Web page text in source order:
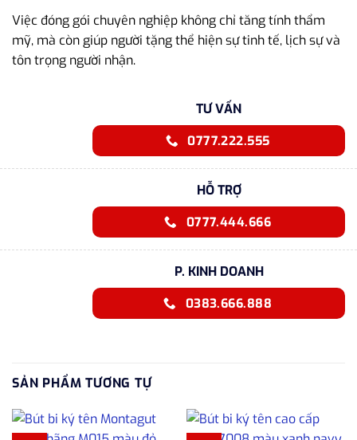
Việc đóng gói chuyên nghiệp không chỉ tăng tính thẩm
mỹ, mà còn giúp người tặng thể hiện sự tinh tế, lịch sự và
tôn trọng người nhận.
TƯ VẤN
0777.222.555
HỖ TRỢ
0777.444.666
P. KINH DOANH
0383.666.888
SẢN PHẨM TƯƠNG TỰ